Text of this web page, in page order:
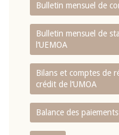
Bulletin mensuel de
Bulletin mensuel de
l‘UEMOA
Bilans et comptes de
crédit de l‘UMOA
Balance des paiements